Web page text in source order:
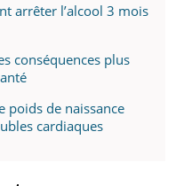
arrêter l’alcool 3 mois
conséquences plus
poids de naissance
cardiaques